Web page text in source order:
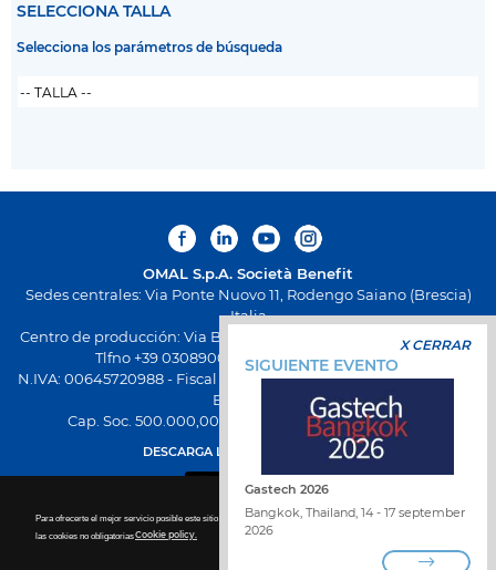
Para ofrecerte el mejor servicio posible este sitio utiliza las cookies. Para más detalles sobre la desactivación de
las cookies no obligatoriasCookie policy.
SELECCIONA TALLA
Selecciona los parámetros de búsqueda
OMAL S.p.A. Società Benefit
Sedes centrales: Via Ponte Nuovo 11, Rodengo Saiano (Brescia)
Italia
Centro de producción: Via Brognolo 12, Passirano (Brescia) Italia
Tlfno +39 0308900145 Fax +39 0308900423
N.IVA: 00645720988 - Fiscal Code: 01661640175 - Inscripción REA
BS-258271
Cap. Soc. 500.000,00 € totalmente desembolsado
DESCARGA LA NUEVA APP OMAL
X CERRAR
SIGUIENTE EVENTO
Gastech 2026
Bangkok, Thailand, 14 - 17 september
2026